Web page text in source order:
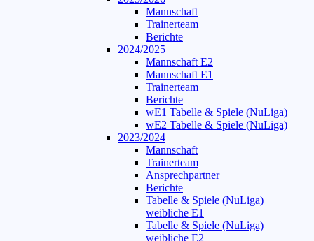
Mannschaft
Trainerteam
Berichte
2024/2025
Mannschaft E2
Mannschaft E1
Trainerteam
Berichte
wE1 Tabelle & Spiele (NuLiga)
wE2 Tabelle & Spiele (NuLiga)
2023/2024
Mannschaft
Trainerteam
Ansprechpartner
Berichte
Tabelle & Spiele (NuLiga)
weibliche E1
Tabelle & Spiele (NuLiga)
weibliche E2